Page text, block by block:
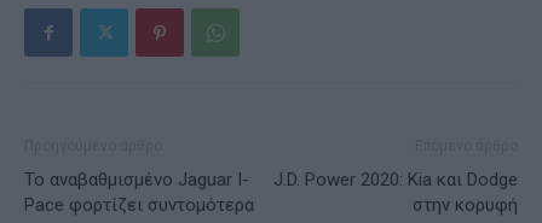
Το αναβαθμισμένο Jaguar I-
Pace φορτίζει συντομότερα
J.D. Power 2020: Kia και Dodge
στην κορυφή